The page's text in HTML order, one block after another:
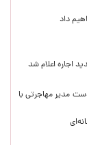
داد
اجاره اعلام شد
مدیر مهاجرتی با